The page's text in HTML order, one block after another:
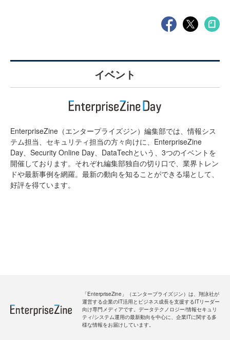
イベント
EnterpriseZine（エンタープライズジン）編集部では、情報シス
テム担当、セキュリティ担当の方々向けに、EnterpriseZine
Day、Security Online Day、DataTechという、3つのイベントを
開催しております。それぞれ編集部独自の切り口で、業界トレン
ドや最新事例を網羅。最新の動向を知ることができる場として、
好評を得ています。
「EnterpriseZine」（エンタープライズジン）は、翔泳社が
運営する企業のIT活用とビジネス成長を支援するITリーダー
向け専門メディアです。データテクノロジー/情報セキュリ
ティ/システム運用の最新動向を中心に、企業ITに関する多
様な情報をお届けしています。